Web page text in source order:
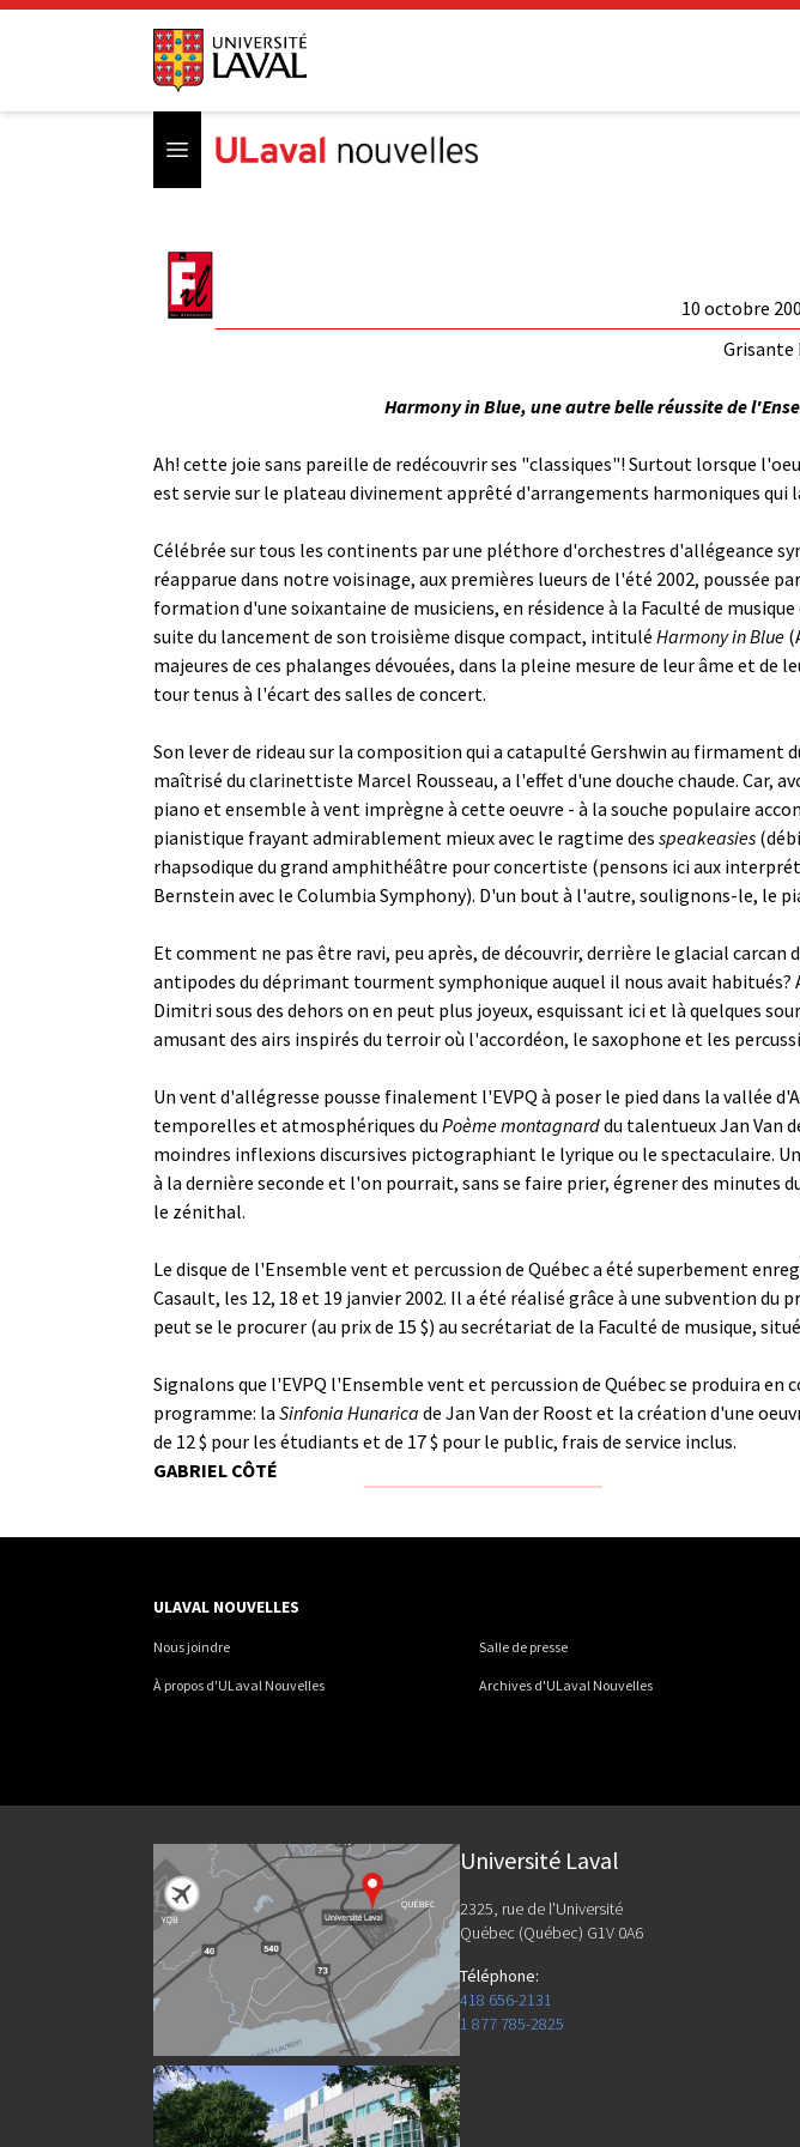
Open menu
10 octobre
Grisante
Harmony in Blue, une autre belle réussite de
Ah! cette joie sans pareille de redécouvrir ses "classiques"! Surtout lorsque
est servie sur le plateau divinement apprêté d'arrangements harmoniques qui
Célébrée sur tous les continents par une pléthore d'orchestres d'allégeance
réapparue dans notre voisinage, aux premières lueurs de l'été 2002, poussée
formation d'une soixantaine de musiciens, en résidence à la Faculté de
suite du lancement de son troisième disque compact, intitulé Harmony in Blue
majeures de ces phalanges dévouées, dans la pleine mesure de leur âme et
tour tenus à l'écart des salles de concert.
Son lever de rideau sur la composition qui a catapulté Gershwin au
maîtrisé du clarinettiste Marcel Rousseau, a l'effet d'une douche chaude. Car,
piano et ensemble à vent imprègne à cette oeuvre - à la souche populaire
pianistique frayant admirablement mieux avec le ragtime des speakeasies
rhapsodique du grand amphithéâtre pour concertiste (pensons ici aux
Bernstein avec le Columbia Symphony). D'un bout à l'autre, soulignons-le, le
Et comment ne pas être ravi, peu après, de découvrir, derrière le glacial
antipodes du déprimant tourment symphonique auquel il nous avait habitués?
Dimitri sous des dehors on en peut plus joyeux, esquissant ici et là quelques
amusant des airs inspirés du terroir où l'accordéon, le saxophone et les
Un vent d'allégresse pousse finalement l'EVPQ à poser le pied dans la vallée
temporelles et atmosphériques du Poème montagnarddu talentueux Jan Van
moindres inflexions discursives pictographiant le lyrique ou le spectaculaire.
à la dernière seconde et l'on pourrait, sans se faire prier, égrener des
le zénithal.
Le disque de l'Ensemble vent et percussion de Québec a été superbement
Casault, les 12, 18 et 19 janvier 2002. Il a été réalisé grâce à une subvention
peut se le procurer (au prix de 15 $) au secrétariat de la Faculté de musique,
Signalons que l'EVPQ l'Ensemble vent et percussion de Québec se produira
programme: la Sinfonia Hunarica de Jan Van der Roost et la création d'une
de 12 $ pour les étudiants et de 17 $ pour le public, frais de service inclus.
GABRIEL CÔTÉ
ULAVAL NOUVELLES
Nous joindre Salle de presse
À propos d'ULaval Nouvelles Archives d'ULaval Nouvelles
Université Laval
2325, rue de l'Université
Québec (Québec) G1V 0A6
Téléphone:
418 656-2131
1 877 785-2825